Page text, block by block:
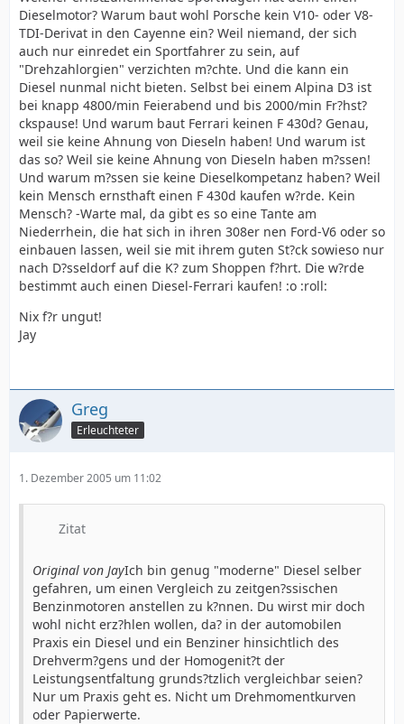
Dieselmotor? Warum baut wohl Porsche kein V10- oder V8-
TDI-Derivat in den Cayenne ein? Weil niemand, der sich
auch nur einredet ein Sportfahrer zu sein, auf
"Drehzahlorgien" verzichten m?chte. Und die kann ein
Diesel nunmal nicht bieten. Selbst bei einem Alpina D3 ist
bei knapp 4800/min Feierabend und bis 2000/min Fr?hst?
ckspause! Und warum baut Ferrari keinen F 430d? Genau,
weil sie keine Ahnung von Dieseln haben! Und warum ist
das so? Weil sie keine Ahnung von Dieseln haben m?ssen!
Und warum m?ssen sie keine Dieselkompetanz haben? Weil
kein Mensch ernsthaft einen F 430d kaufen w?rde. Kein
Mensch? -Warte mal, da gibt es so eine Tante am
Niederrhein, die hat sich in ihren 308er nen Ford-V6 oder so
einbauen lassen, weil sie mit ihrem guten St?ck sowieso nur
nach D?sseldorf auf die K? zum Shoppen f?hrt. Die w?rde
bestimmt auch einen Diesel-Ferrari kaufen! :o :roll:
Nix f?r ungut!
Jay
Greg
Erleuchteter
1. Dezember 2005 um 11:02
Zitat
Original von JayIch bin genug "moderne" Diesel selber
gefahren, um einen Vergleich zu zeitgen?ssischen
Benzinmotoren anstellen zu k?nnen. Du wirst mir doch
wohl nicht erz?hlen wollen, da? in der automobilen
Praxis ein Diesel und ein Benziner hinsichtlich des
Drehverm?gens und der Homogenit?t der
Leistungsentfaltung grunds?tzlich vergleichbar seien?
Nur um Praxis geht es. Nicht um Drehmomentkurven
oder Papierwerte.